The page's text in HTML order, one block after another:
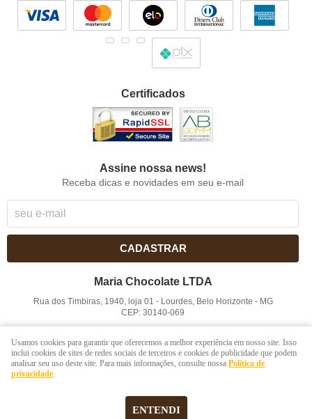
Certificados
Assine nossa news!
Receba dicas e novidades em seu e-mail
CADASTRAR
Maria Chocolate LTDA
Rua dos Timbiras, 1940, loja 01 - Lourdes, Belo Horizonte - MG
CEP: 30140-069
LOJA VIRTUAL CRIADA POR
Usamos cookies para garantir que oferecemos a melhor experiência em nosso site. Isso
inclui cookies de sites de redes sociais de terceiros e cookies de publicidade que podem
analisar seu uso deste site. Para mais informações, consulte nossa Política de
privacidade.
ENTENDI